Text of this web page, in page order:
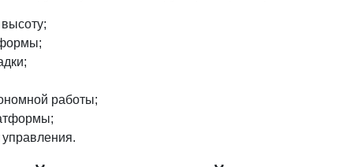
работы;
управления.